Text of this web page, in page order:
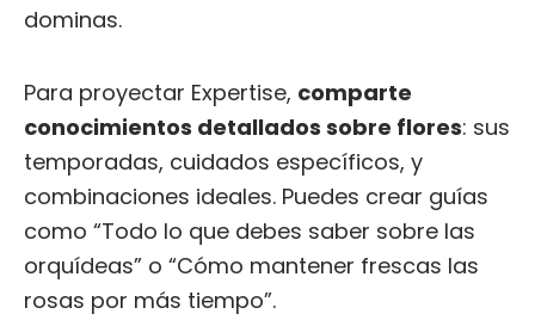
dominas.
Para proyectar Expertise, comparte
conocimientos detallados sobre flores: sus
temporadas, cuidados específicos, y
combinaciones ideales. Puedes crear guías
como “Todo lo que debes saber sobre las
orquídeas” o “Cómo mantener frescas las
rosas por más tiempo”.